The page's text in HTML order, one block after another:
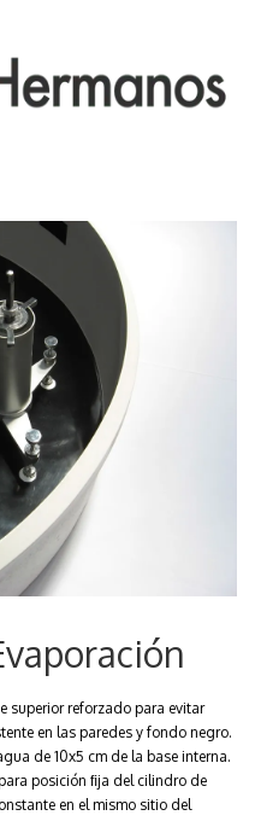
superior reforzado para evitar
en las paredes y fondo negro.
de 10x5 cm de la base interna.
posición ﬁja del cilindro de
en el mismo sitio del